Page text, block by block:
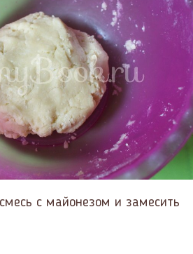
с майонезом и замесить